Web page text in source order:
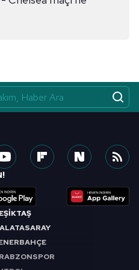
çerezlerle ilgili bilgi